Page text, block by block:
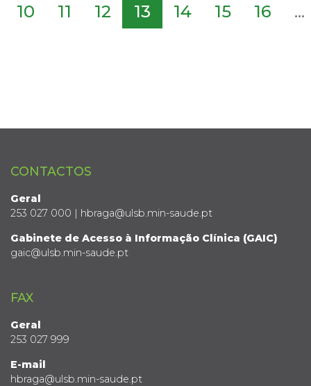
10 11 12 13 14 15 16 ...
CONTACTOS
Geral
253 027 000 | hbraga@ulsb.min-saude.pt
Gabinete de Acesso à Informação Clínica (GAIC)
gaic@ulsb.min-saude.pt
FAX
Geral
253 027 999
E-mail
hbraga@ulsb.min-saude.pt